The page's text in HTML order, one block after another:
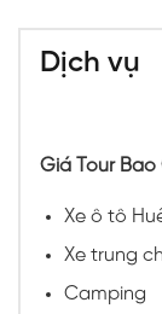
Dịch vụ
Giá Tour Bao
Xe ô tô
Xe trung
Camping